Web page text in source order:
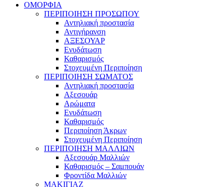
ΟΜΟΡΦΙΑ
ΠΕΡΙΠΟΙΗΣΗ ΠΡΟΣΩΠΟΥ
Αντηλιακή προστασία
Αντιγήρανση
ΑΞΕΣΟΥΑΡ
Ενυδάτωση
Καθαρισμός
Στοχευμένη Περιποίηση
ΠΕΡΙΠΟΙΗΣΗ ΣΩΜΑΤΟΣ
Αντηλιακή προστασία
Αξεσουάρ
Αρώματα
Ενυδάτωση
Καθαρισμός
Περιποίηση Άκρων
Στοχευμένη Περιποίηση
ΠΕΡΙΠΟΙΗΣΗ ΜΑΛΛΙΩΝ
Αξεσουάρ Μαλλιών
Καθαρισμός – Σαμπουάν
Φροντίδα Μαλλιών
ΜΑΚΙΓΙΑΖ